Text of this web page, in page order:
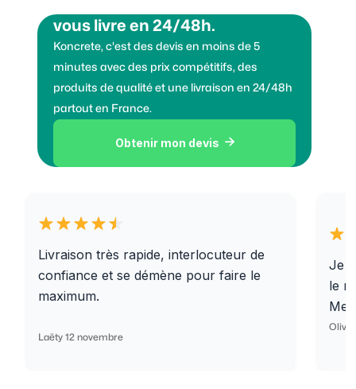
vous livre en 24/48h.
Koncrete, c'est des devis en moins de 5
minutes avec des prix compétitifs, des
produits de qualité et une livraison en 24/48h
partout en France.
Obtenir mon devis 
Livraison très rapide, interlocuteur de
confiance et se démène pour faire le
maximum.
Laëty 12 novembre
Je
le